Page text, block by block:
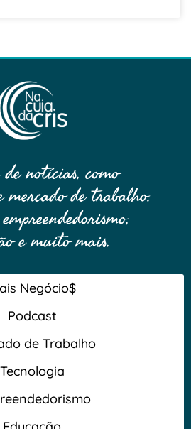
notícias, como
mercado de trabalho,
e muito mais.
Negócio$
Podcast
de Trabalho
Tecnologia